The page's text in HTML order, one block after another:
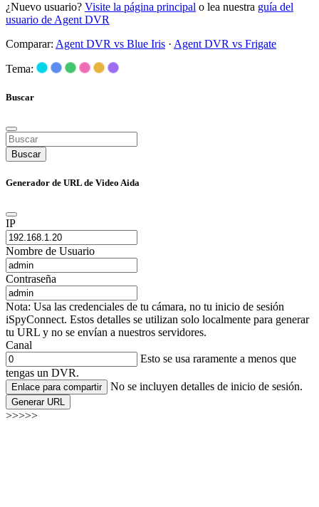
¿Nuevo usuario? Visite la página principal o lea nuestra guía del
usuario de Agent DVR
Comparar: Agent DVR vs Blue Iris · Agent DVR vs Frigate
Tema:
Buscar
Buscar
Generador de URL de Video Aida
IP
Nombre de Usuario
Contraseña
Nota: Usa las credenciales de tu cámara, no tu inicio de sesión
iSpyConnect. Estos detalles se utilizan solo localmente para generar
tu URL y no se envían a nuestros servidores.
Canal
Esto se usa raramente a menos que
tengas un DVR.
Enlace para compartir No se incluyen detalles de inicio de sesión.
Generar URL
>>>>>